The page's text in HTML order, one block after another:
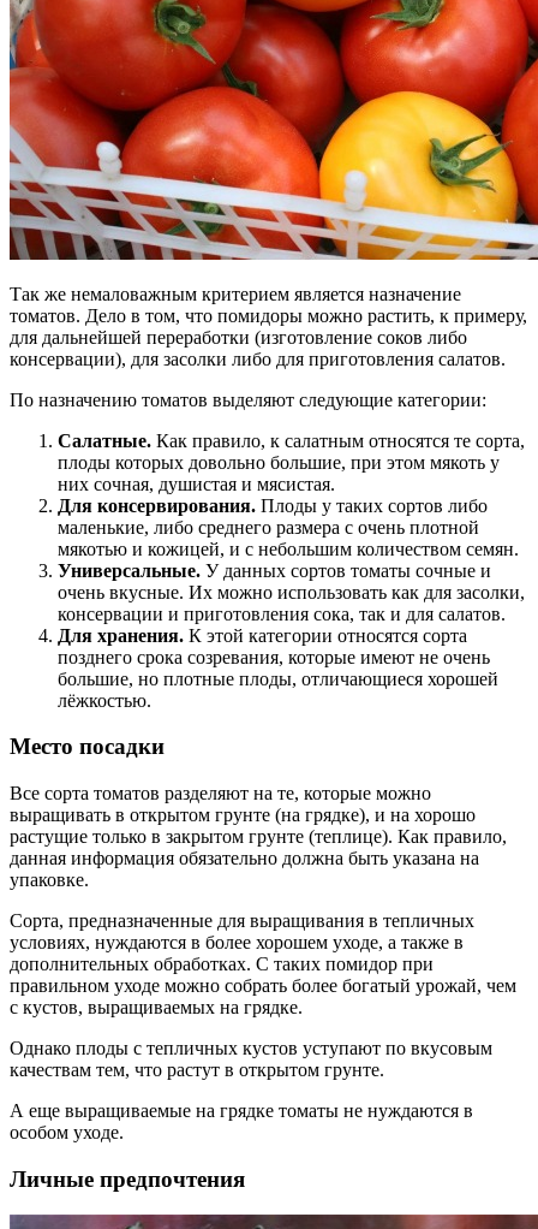
Так же немаловажным критерием является назначение
томатов. Дело в том, что помидоры можно растить, к примеру,
для дальнейшей переработки (изготовление соков либо
консервации), для засолки либо для приготовления салатов.
По назначению томатов выделяют следующие категории:
Салатные. Как правило, к салатным относятся те сорта,
плоды которых довольно большие, при этом мякоть у
них сочная, душистая и мясистая.
Для консервирования. Плоды у таких сортов либо
маленькие, либо среднего размера с очень плотной
мякотью и кожицей, и с небольшим количеством семян.
Универсальные. У данных сортов томаты сочные и
очень вкусные. Их можно использовать как для засолки,
консервации и приготовления сока, так и для салатов.
Для хранения. К этой категории относятся сорта
позднего срока созревания, которые имеют не очень
большие, но плотные плоды, отличающиеся хорошей
лёжкостью.
Место посадки
Все сорта томатов разделяют на те, которые можно
выращивать в открытом грунте (на грядке), и на хорошо
растущие только в закрытом грунте (теплице). Как правило,
данная информация обязательно должна быть указана на
упаковке.
Сорта, предназначенные для выращивания в тепличных
условиях, нуждаются в более хорошем уходе, а также в
дополнительных обработках. С таких помидор при
правильном уходе можно собрать более богатый урожай, чем
с кустов, выращиваемых на грядке.
Однако плоды с тепличных кустов уступают по вкусовым
качествам тем, что растут в открытом грунте.
А еще выращиваемые на грядке томаты не нуждаются в
особом уходе.
Личные предпочтения